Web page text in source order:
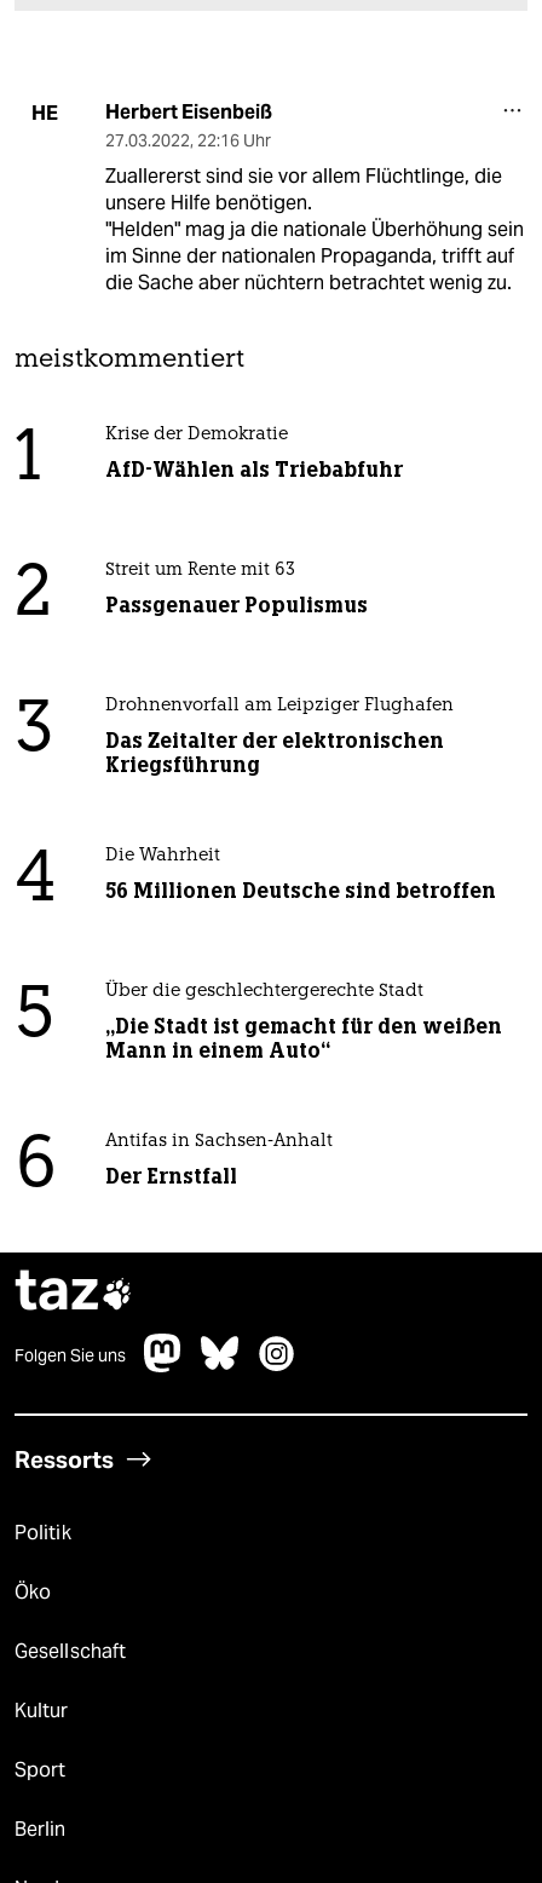
HE Herbert Eisenbeiß
27.03.2022, 22:16 Uhr
Zuallererst sind sie vor allem Flüchtlinge, die
unsere Hilfe benötigen.
"Helden" mag ja die nationale Überhöhung sein
im Sinne der nationalen Propaganda, trifft auf
die Sache aber nüchtern betrachtet wenig zu.
meistkommentiert
1 Krise der Demokratie
AfD-Wählen als Triebabfuhr
2 Streit um Rente mit 63
Passgenauer Populismus
3 Drohnenvorfall am Leipziger Flughafen
Das Zeitalter der elektronischen
Kriegsführung
4 Die Wahrheit
56 Millionen Deutsche sind betroffen
5 Über die geschlechtergerechte Stadt
„Die Stadt ist gemacht für den weißen
Mann in einem Auto“
6 Antifas in Sachsen-Anhalt
Der Ernstfall
taz
Folgen Sie uns
Ressorts
Politik
Öko
Gesellschaft
Kultur
Sport
Berlin